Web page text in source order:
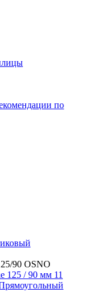
по
90 OSNO
125 / 90 мм 11